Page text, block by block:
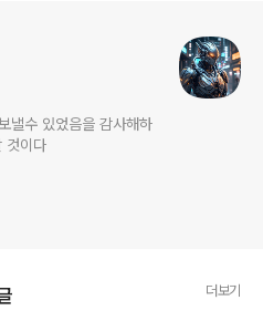
낼수 있었음을 감사해하
것이다
더보기